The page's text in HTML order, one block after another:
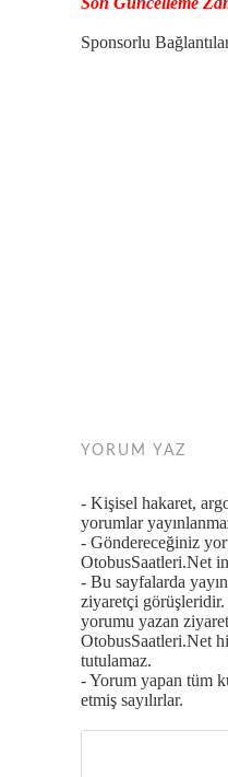
Sponsorlu
YORUM YAZ
- Kişisel hakaret,
yorumlar
- Göndereceğiniz
OtobusSaatleri.Net
- Bu sayfalarda
ziyaretçi
yorumu yazan
OtobusSaatleri.Net
tutulamaz.
- Yorum yapan tüm
etmiş sayılırlar.